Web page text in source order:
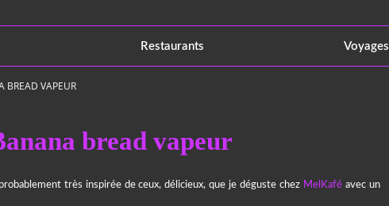
Restaurants Voyages
BREAD VAPEUR
bread vapeur
très inspirée de ceux, délicieux, que je déguste chez MelKafé avec un